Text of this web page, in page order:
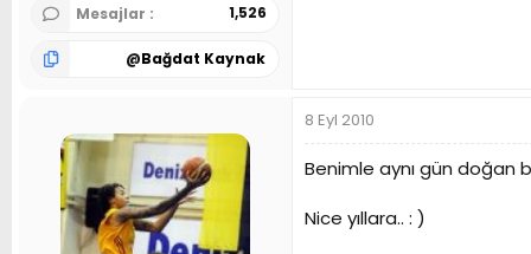
Mesajlar 1,526
@Bağdat Kaynak
8 Eyl 2010
Benimle aynı gün doğan
Nice yıllara.. : )